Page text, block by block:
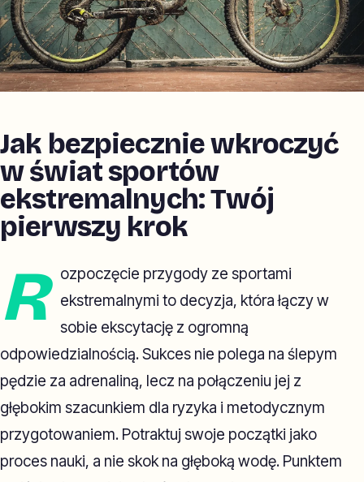
Jak bezpiecznie wkroczyć
w świat sportów
ekstremalnych: Twój
pierwszy krok
R
ozpoczęcie przygody ze sportami
ekstremalnymi to decyzja, która łączy w
sobie ekscytację z ogromną
odpowiedzialnością. Sukces nie polega na ślepym
pędzie za adrenaliną, lecz na połączeniu jej z
głębokim szacunkiem dla ryzyka i metodycznym
przygotowaniem. Potraktuj swoje początki jako
proces nauki, a nie skok na głęboką wodę. Punktem